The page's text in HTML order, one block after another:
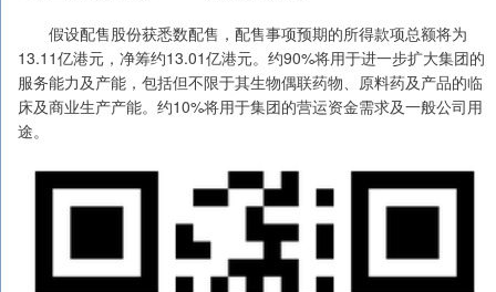
假设配售股份获悉数配售，配售事项预期的所得款项总额将为
13.11亿港元，净筹约13.01亿港元。约90%将用于进一步扩大集团的
服务能力及产能，包括但不限于其生物偶联药物、原料药及产品的临
床及商业生产产能。约10%将用于集团的营运资金需求及一般公司用
途。